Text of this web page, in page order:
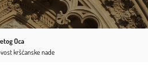
Oca
kršćanske nade